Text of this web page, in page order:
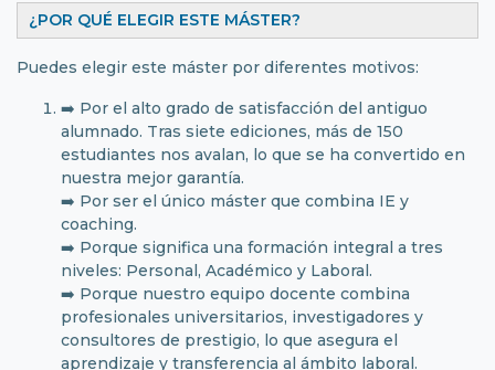
¿POR QUÉ ELEGIR ESTE MÁSTER?
Puedes elegir este máster por diferentes motivos:
➡️ Por el alto grado de satisfacción del antiguo
alumnado. Tras siete ediciones, más de 150
estudiantes nos avalan, lo que se ha convertido en
nuestra mejor garantía.
➡️ Por ser el único máster que combina IE y
coaching.
➡️ Porque significa una formación integral a tres
niveles: Personal, Académico y Laboral.
➡️ Porque nuestro equipo docente combina
profesionales universitarios, investigadores y
consultores de prestigio, lo que asegura el
aprendizaje y transferencia al ámbito laboral.